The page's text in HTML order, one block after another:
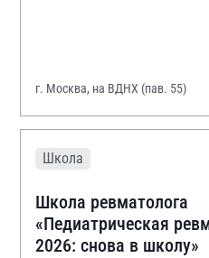
г. Москва, на ВДНХ (пав. 55)
Школа
Школа ревматолога
«Педиатрическая
2026: снова в школу»